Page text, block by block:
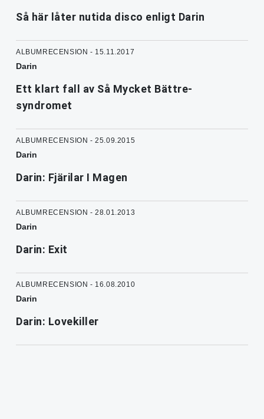
Så här låter nutida disco enligt Darin
ALBUMRECENSION - 15.11.2017
Darin
Ett klart fall av Så Mycket Bättre-
syndromet
ALBUMRECENSION - 25.09.2015
Darin
Darin: Fjärilar I Magen
ALBUMRECENSION - 28.01.2013
Darin
Darin: Exit
ALBUMRECENSION - 16.08.2010
Darin
Darin: Lovekiller